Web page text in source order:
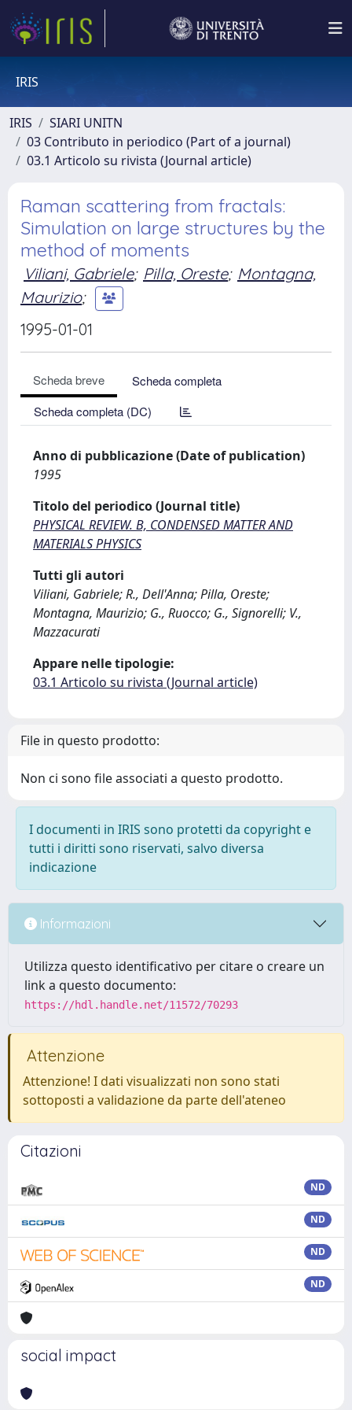
IRIS
IRIS
SIARI UNITN
03 Contributo in periodico (Part of a journal)
03.1 Articolo su rivista (Journal article)
Raman scattering from fractals:
Simulation on large structures by the
method of moments
Viliani, Gabriele; Pilla, Oreste; Montagna,
Maurizio;
1995-01-01
Scheda breve
Scheda completa
Scheda completa (DC)
Anno di pubblicazione (Date of publication)
1995
Titolo del periodico (Journal title)
PHYSICAL REVIEW. B, CONDENSED MATTER AND
MATERIALS PHYSICS
Tutti gli autori
Viliani, Gabriele; R., Dell'Anna; Pilla, Oreste;
Montagna, Maurizio; G., Ruocco; G., Signorelli; V.,
Mazzacurati
Appare nelle tipologie:
03.1 Articolo su rivista (Journal article)
File in questo prodotto:
Non ci sono file associati a questo prodotto.
I documenti in IRIS sono protetti da copyright e
tutti i diritti sono riservati, salvo diversa
indicazione
Informazioni
Utilizza questo identificativo per citare o creare un
link a questo documento:
https://hdl.handle.net/11572/70293
Attenzione
Attenzione! I dati visualizzati non sono stati
sottoposti a validazione da parte dell'ateneo
Citazioni
ND
ND
ND
ND
social impact